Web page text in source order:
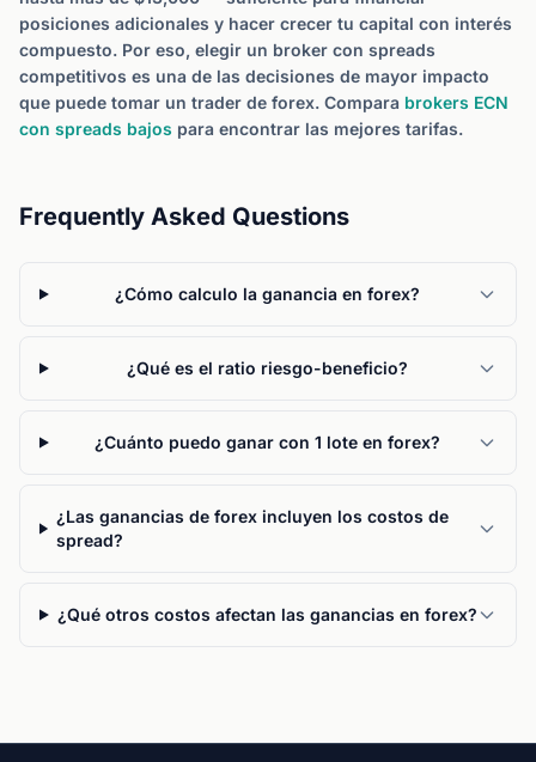
posiciones adicionales y hacer crecer tu capital con interés
compuesto. Por eso, elegir un broker con spreads
competitivos es una de las decisiones de mayor impacto
que puede tomar un trader de forex. Compara brokers ECN
con spreads bajos para encontrar las mejores tarifas.
Frequently Asked Questions
¿Cómo calculo la ganancia en forex?
¿Qué es el ratio riesgo-beneficio?
¿Cuánto puedo ganar con 1 lote en forex?
¿Las ganancias de forex incluyen los costos de
spread?
¿Qué otros costos afectan las ganancias en forex?